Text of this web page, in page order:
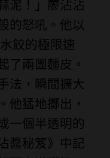
泥！」廖沾沾
的怒吼。他以
餃的極限速
了兩團麵皮。
法，瞬間擴大
他猛地擲出，
一個半透明的
醬秘笈》中記